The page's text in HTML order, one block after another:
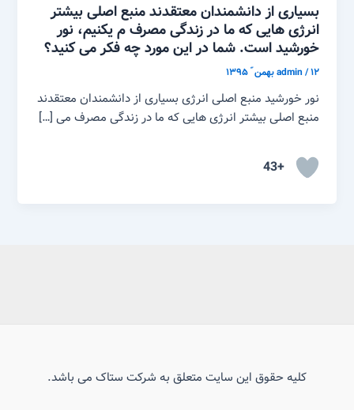
بسیاری از دانشمندان معتقدند منبع اصلی بیشتر
انرژی هایی که ما در زندگی مصرف م یکنیم، نور
خورشید است. شما در این مورد چه فکر می کنید؟
admin/۱۲ بهمن ّ ۱۳۹۵
نور خورشید منبع اصلی انرژی بسیاری از دانشمندان معتقدند
منبع اصلی بیشتر انرژی هایی که ما در زندگی مصرف می […]
+43
کلیه حقوق این سایت متعلق به شرکت ستاک می باشد.